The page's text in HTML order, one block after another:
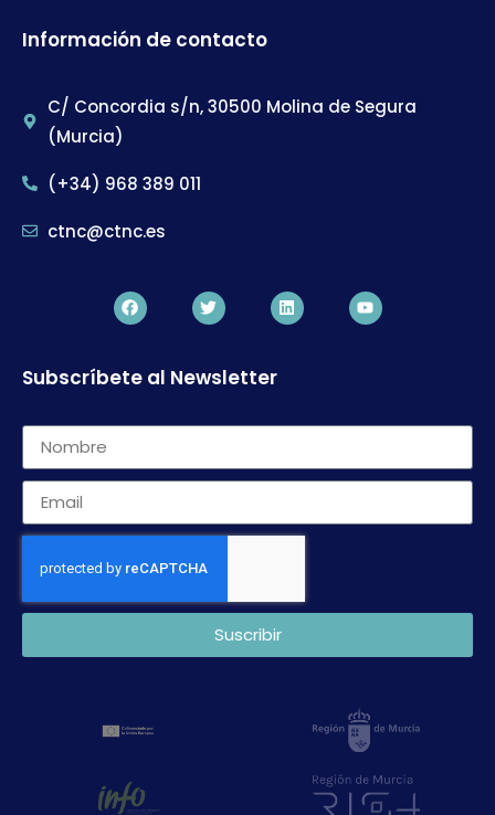
Información de contacto
C/ Concordia s/n, 30500 Molina de Segura
(Murcia)
(+34) 968 389 011
ctnc@ctnc.es
Subscríbete al Newsletter
Suscribir